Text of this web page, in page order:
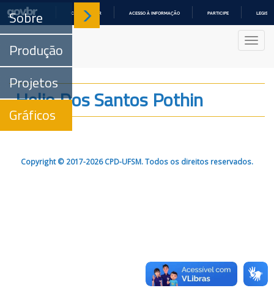
COMUNICA BR ACESSO À INFORMAÇÃO PARTICIPE
Sobre
Produção
Projetos
Gráficos
Helio Dos Santos Pothin
Copyright © 2017-2026 CPD-UFSM. Todos os direitos reservados.